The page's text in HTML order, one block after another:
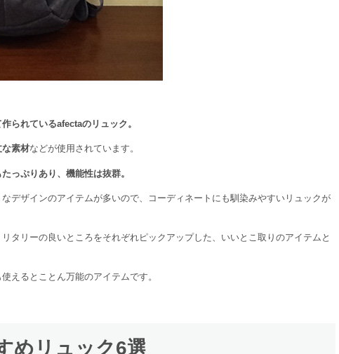
られているafectaのリュック。
な素材などが使用されています。
っぷりあり、機能性は抜群。
デザインのアイテムが多いので、コーディネートにも馴染みやすいリュックが
タリーの良いところをそれぞれピックアップした、いいとこ取りのアイテムと
えるとことん万能のアイテムです。
めリュック6選